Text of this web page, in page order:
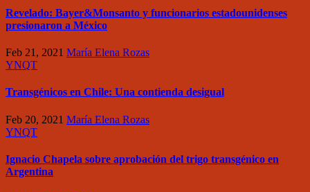
Revelado: Bayer&Monsanto y funcionarios estadounidenses
presionaron a México
Feb 21, 2021 María Elena Rozas
YNQT
Transgénicos en Chile: Una contienda desigual
Feb 20, 2021 María Elena Rozas
YNQT
Ignacio Chapela sobre aprobación del trigo transgénico en
Argentina